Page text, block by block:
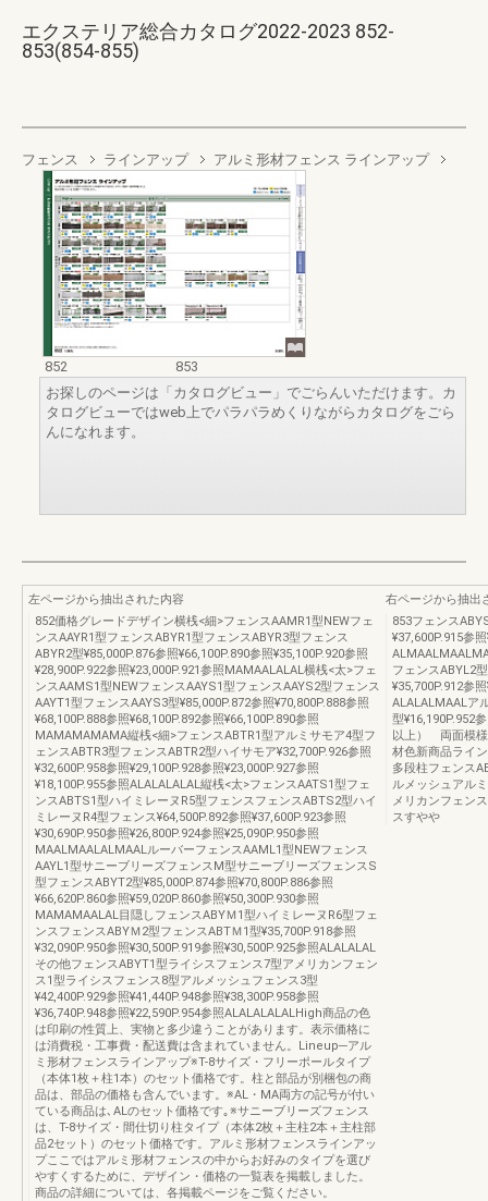
エクステリア総合カタログ2022-2023 852-
853(854-855)
フェンス ラインアップ アルミ形材フェンス ラインアップ
852
853
お探しのページは「カタログビュー」でごらんいただけます。カ
タログビューではweb上でパラパラめくりながらカタログをごら
んになれます。
左ページから抽出された内容
852価格グレードデザイン横桟<細>フェンスAAMR1型NEWフェ
ンスAAYR1型フェンスABYR1型フェンスABYR3型フェンス
ABYR2型¥85,000P.876参照¥66,100P.890参照¥35,100P.920参照
¥28,900P.922参照¥23,000P.921参照MAMAALALAL横桟<太>フェ
ンスAAMS1型NEWフェンスAAYS1型フェンスAAYS2型フェンス
AAYT1型フェンスAAYS3型¥85,000P.872参照¥70,800P.888参照
¥68,100P.888参照¥68,100P.892参照¥66,100P.890参照
MAMAMAMAMA縦桟<細>フェンスABTR1型アルミサモア4型フ
ェンスABTR3型フェンスABTR2型ハイサモア¥32,700P.926参照
¥32,600P.958参照¥29,100P.928参照¥23,000P.927参照
¥18,100P.955参照ALALALALAL縦桟<太>フェンスAATS1型フェ
ンスABTS1型ハイミレーヌR5型フェンスフェンスABTS2型ハイ
ミレーヌR4型フェンス¥64,500P.892参照¥37,600P.923参照
¥30,690P.950参照¥26,800P.924参照¥25,090P.950参照
MAALMAALALMAALルーバーフェンスAAML1型NEWフェンス
AAYL1型サニーブリーズフェンスM型サニーブリーズフェンスS
型フェンスABYT2型¥85,000P.874参照¥70,800P.886参照
¥66,620P.860参照¥59,020P.860参照¥50,300P.930参照
MAMAMAALAL目隠しフェンスABYＭ1型ハイミレーヌR6型フェ
ンスフェンスABYＭ2型フェンスABTＭ1型¥35,700P.918参照
¥32,090P.950参照¥30,500P.919参照¥30,500P.925参照ALALALAL
その他フェンスABYT1型ライシスフェンス7型アメリカンフェン
ス1型ライシスフェンス8型アルメッシュフェンス3型
¥42,400P.929参照¥41,440P.948参照¥38,300P.958参照
¥36,740P.948参照¥22,590P.954参照ALALALALALHigh商品の色
は印刷の性質上、実物と多少違うことがあります。表示価格に
は消費税・工事費・配送費は含まれていません。Lineup─アル
ミ形材フェンスラインアップ※T-8サイズ・フリーポールタイプ
（本体1枚＋柱1本）のセット価格です。柱と部品が別梱包の商
品は、部品の価格も含んでいます。※AL・MA両方の記号が付い
ている商品は､ALのセット価格です｡※サニーブリーズフェンス
は、T-8サイズ・間仕切り柱タイプ（本体2枚＋主柱2本＋主柱部
品2セット）のセット価格です。アルミ形材フェンスラインアッ
プここではアルミ形材フェンスの中からお好みのタイプを選び
やすくするために、デザイン・価格の一覧表を掲載しました。
商品の詳細については、各掲載ページをご覧ください。
右ページから抽出
853フェンス
¥37,600P.915参
フェンスABYL2
¥35,700P.912参
ALALALMAALア
型¥16,190P.952
以上） 両面模
材色新商品ライ
多段柱フェンス
ルメッシュアル
メリカンフェン
スすやや